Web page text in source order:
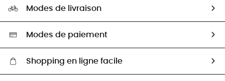
Seconde Main
Aide & Contact
HardGuides
Sélection éco-responsable
Modes de livraison
Modes de paiement
Shopping en ligne facile